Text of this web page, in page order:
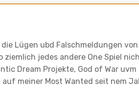
Lügen ubd Falschmeldungen von
ziemlich jedes andere One Spiel
Dream Projekte, God of War uvm
meiner Most Wanted seit nem